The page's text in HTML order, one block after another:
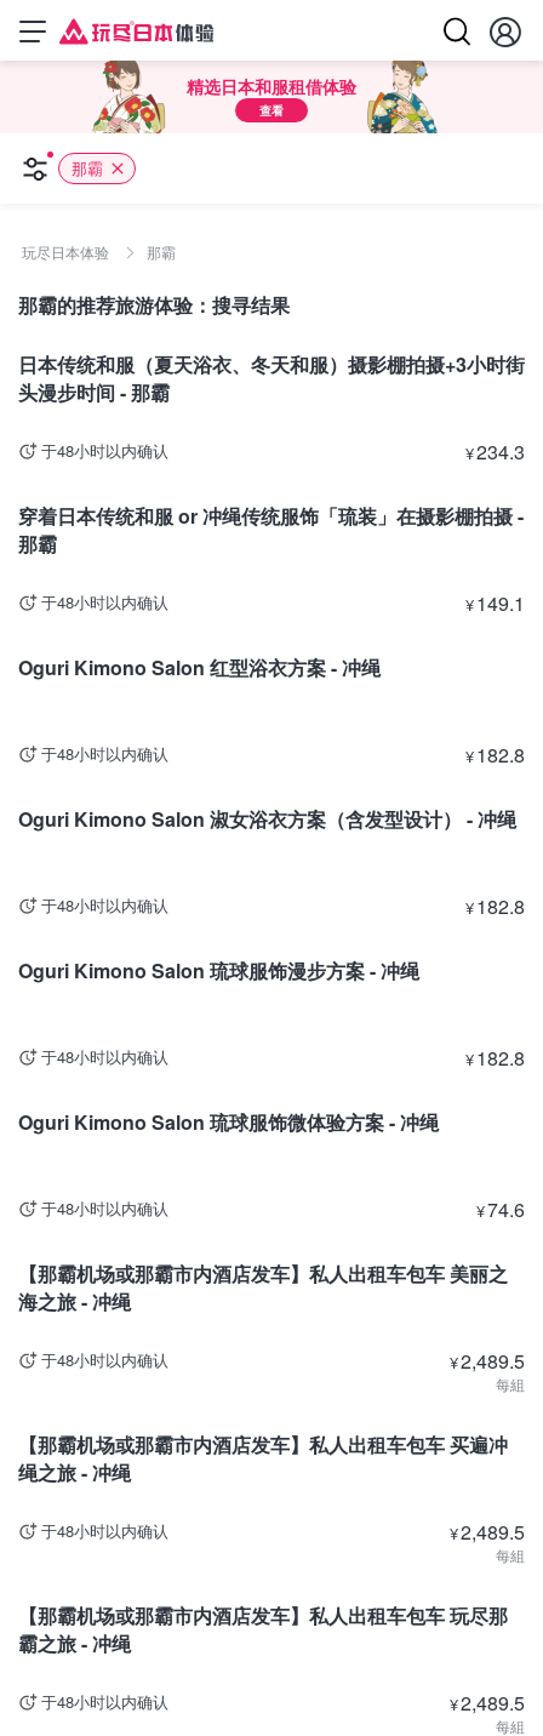
精选日本和服租借体验
查看
那霸
玩尽日本体验 那霸
那霸的推荐旅游体验：搜寻结果
冲绳
日本传统和服（夏天浴衣、冬天和服）摄影棚拍摄+3小时街
头漫步时间 - 那霸
于48小时以内确认 ¥234.3
穿着日本传统和服 or 冲绳传统服饰「琉装」在摄影棚拍摄 -
那霸
于48小时以内确认 ¥149.1
Oguri Kimono Salon 红型浴衣方案 - 冲绳
于48小时以内确认 ¥182.8
Oguri Kimono Salon 淑女浴衣方案（含发型设计） - 冲绳
于48小时以内确认 ¥182.8
Oguri Kimono Salon 琉球服饰漫步方案 - 冲绳
于48小时以内确认 ¥182.8
Oguri Kimono Salon 琉球服饰微体验方案 - 冲绳
于48小时以内确认 ¥74.6
【那霸机场或那霸市内酒店发车】私人出租车包车 美丽之
海之旅 - 冲绳
于48小时以内确认 ¥2,489.5
每組
【那霸机场或那霸市内酒店发车】私人出租车包车 买遍冲
绳之旅 - 冲绳
于48小时以内确认 ¥2,489.5
每組
【那霸机场或那霸市内酒店发车】私人出租车包车 玩尽那
霸之旅 - 冲绳
于48小时以内确认 ¥2,489.5
每組